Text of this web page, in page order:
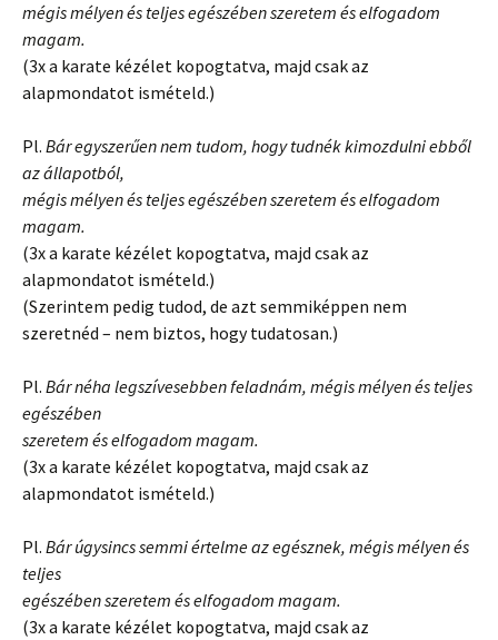
mégis mélyen és teljes egészében szeretem és elfogadom
magam.
(3x a karate kézélet kopogtatva, majd csak az
alapmondatot ismételd.)
Pl. Bár egyszerűen nem tudom, hogy tudnék kimozdulni ebből
az állapotból,
mégis mélyen és teljes egészében szeretem és elfogadom
magam.
(3x a karate kézélet kopogtatva, majd csak az
alapmondatot ismételd.)
(Szerintem pedig tudod, de azt semmiképpen nem
szeretnéd – nem biztos, hogy tudatosan.)
Pl. Bár néha legszívesebben feladnám, mégis mélyen és teljes
egészében
szeretem és elfogadom magam.
(3x a karate kézélet kopogtatva, majd csak az
alapmondatot ismételd.)
Pl. Bár úgysincs semmi értelme az egésznek, mégis mélyen és
teljes
egészében szeretem és elfogadom magam.
(3x a karate kézélet kopogtatva, majd csak az